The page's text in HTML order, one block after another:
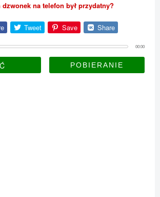
dzwonek na telefon był przydatny?
Tweet Save Share
00:00